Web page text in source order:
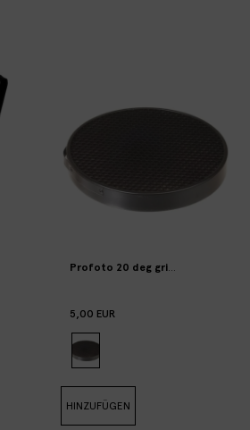
Profoto 20 deg grid for Zoom
5,00 EUR
HINZUFÜGEN